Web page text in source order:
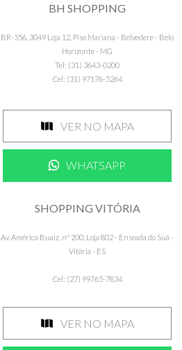
BH SHOPPING
BR-356, 3049 Loja 12, Piso Mariana - Belvedere - Belo
Horizonte - MG
Tel: (31) 3643-0200
Cel: (31) 97176-5264
VER NO MAPA
WHATSAPP
SHOPPING VITÓRIA
Av. Américo Buaiz, nº 200, Loja 802 - Enseada do Suá -
Vitória - ES
Cel: (27) 99765-7834
VER NO MAPA